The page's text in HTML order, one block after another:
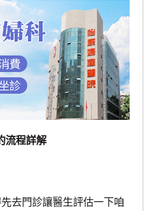
流程詳解
門診讓醫生評估一下咱